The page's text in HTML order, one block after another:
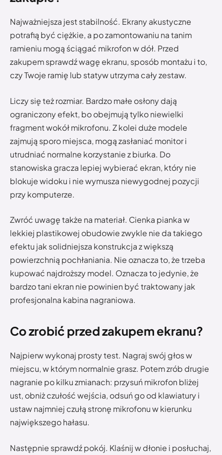
Najważniejsza jest stabilność. Ekrany akustyczne
potrafią być ciężkie, a po zamontowaniu na tanim
ramieniu mogą ściągać mikrofon w dół. Przed
zakupem sprawdź wagę ekranu, sposób montażu i to,
czy Twoje ramię lub statyw utrzyma cały zestaw.
Liczy się też rozmiar. Bardzo małe osłony dają
ograniczony efekt, bo obejmują tylko niewielki
fragment wokół mikrofonu. Z kolei duże modele
zajmują sporo miejsca, mogą zasłaniać monitor i
utrudniać normalne korzystanie z biurka. Do
stanowiska gracza lepiej wybierać ekran, który nie
blokuje widoku i nie wymusza niewygodnej pozycji
przy komputerze.
Zwróć uwagę także na materiał. Cienka pianka w
lekkiej plastikowej obudowie zwykle nie da takiego
efektu jak solidniejsza konstrukcja z większą
powierzchnią pochłaniania. Nie oznacza to, że trzeba
kupować najdroższy model. Oznacza to jedynie, że
bardzo tani ekran nie powinien być traktowany jak
profesjonalna kabina nagraniowa.
Co zrobić przed zakupem ekranu?
Najpierw wykonaj prosty test. Nagraj swój głos w
miejscu, w którym normalnie grasz. Potem zrób drugie
nagranie po kilku zmianach: przysuń mikrofon bliżej
ust, obniż czułość wejścia, odsuń go od klawiatury i
ustaw najmniej czułą stronę mikrofonu w kierunku
największego hałasu.
Następnie sprawdź pokój. Klaśnij w dłonie i posłuchaj,